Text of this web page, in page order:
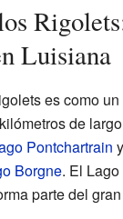
Luisiana
es como
de
Pontchartrain
Borgne. El
parte del gran